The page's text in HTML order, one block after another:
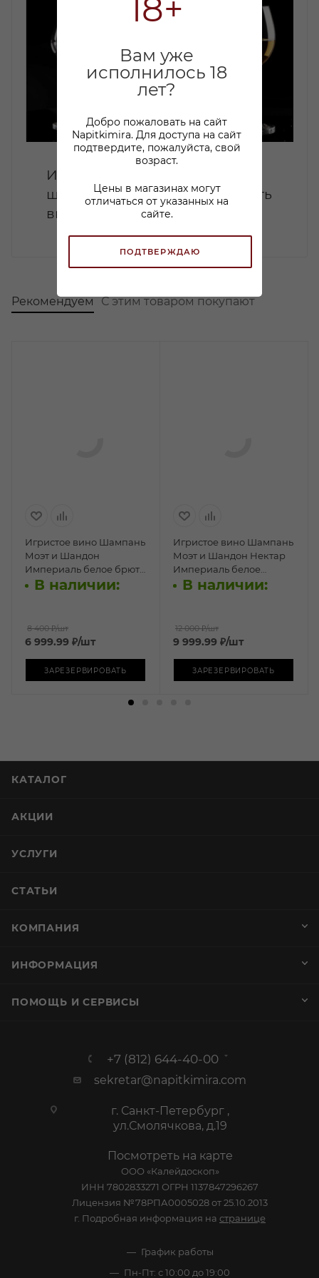
18+
Вам уже
исполнилось 18
лет?
Добро пожаловать на сайт
Napitkimira. Для доступа на сайт
подтвердите, пожалуйста, свой
возраст.
Цены в магазинах могут
отличаться от указанных на
сайте.
ПОДТВЕРЖДАЮ
Идеальные закуски к
шампанскому: как подчеркнуть
вкус игристого вина
Рекомендуем С этим товаром покупают
Игристое вино Шампань
Моэт и Шандон
Империаль белое брют
0,75л п/у
В наличии:
8 400 ₽/шт
6 999.99 ₽/шт
ЗАРЕЗЕРВИРОВАТЬ
Игристое вино Шампань
Моэт и Шандон Нектар
Империаль белое
полусладкое 0,75л п/у
В наличии:
12 000 ₽/шт
9 999.99 ₽/шт
ЗАРЕЗЕРВИРОВАТЬ
КАТАЛОГ
АКЦИИ
УСЛУГИ
СТАТЬИ
КОМПАНИЯ
ИНФОРМАЦИЯ
ПОМОЩЬ И СЕРВИСЫ
+7 (812) 644-40-00
sekretar@napitkimira.com
г. Санкт-Петербург ,
ул.Смолячкова, д.19
Посмотреть на карте
ООО «Калейдоскоп»
ИНН 7802833271 ОГРН 1137847296267
Лицензия №78РПА0005028 от 25.10.2013
г. Подробная информация на странице
График работы
Пн-Пт: с 10:00 до 19:00